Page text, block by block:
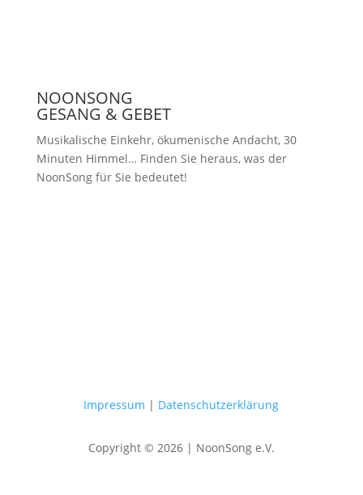
NOONSONG
GESANG & GEBET
Musikalische Einkehr, ökumenische Andacht, 30
Minuten Himmel… Finden Sie heraus, was der
NoonSong für Sie bedeutet!
Impressum | Datenschutzerklärung
Copyright © 2026 | NoonSong e.V.